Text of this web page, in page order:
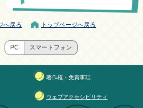
へ戻る トップページへ戻る
PC スマートフォン
著作権・免責事項
ウェブアクセシビリティ